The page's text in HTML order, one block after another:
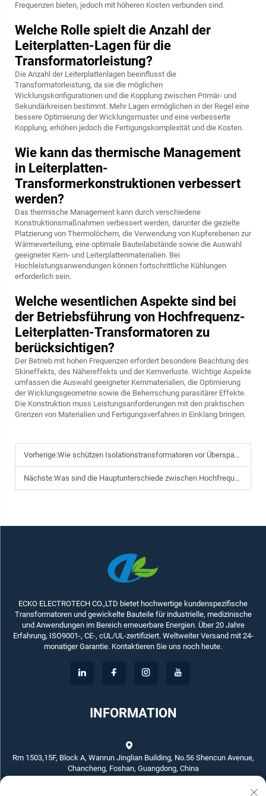
Frequenzen bieten, jedoch mit höheren Kosten verbunden sind.
Welche Rolle spielt die Anzahl der
Leiterplatten-Lagen für die
Transformatorleistung?
Die Anzahl der Leiterplattenlagen beeinflusst die
Transformatorleistung, da sie die möglichen
Wicklungskonfigurationen und die Kopplung zwischen Primär- und
Sekundärkreisen bestimmt. Mehr Lagen ermöglichen in der Regel eine
bessere Optimierung der Wicklungsmuster und eine verbesserte
Kopplung, erhöhen jedoch die Fertigungskomplexität und die Kosten.
Wie kann das thermische Management
in Leiterplatten-
Transformerkonstruktionen verbessert
werden?
Das thermische Management kann durch verschiedene
Konstruktionsmaßnahmen verbessert werden, darunter die gezielte
Platzierung von Thermolöchern, die Verwendung von Kupferebenen zur
Wärmeverteilung, eine optimale Bauteilabstände sowie die Auswahl
geeigneter Kern- und Leiterplattenmaterialien. Bei
Hochleistungsanwendungen können fortschrittliche Kühlungen
erforderlich sein.
Welche wesentlichen Aspekte sind bei
der Betriebsführung von Hochfrequenz-
Leiterplatten-Transformatoren zu
berücksichtigen?
Der Betrieb mit hohen Frequenzen erfordert besondere Beachtung des
Skineffekts, des Nähereffekts und der Kernverluste. Wichtige Aspekte
umfassen die Auswahl geeigneter Kernmaterialien, die Optimierung
der Wicklungsgeometrie sowie die Beherrschung parasitärer Effekte.
Die Konstruktion muss Leistungsanforderungen mit den praktischen
Grenzen von Materialien und Fertigungsverfahren in Einklang bringen.
Vorherige:Wie schützen Isolationstransformatoren vor Überspannungen und Stromlecks?
Nächste:Was sind die Hauptunterschiede zwischen Hochfrequenz- und Niedrigfrequenz-Transformatoren?
ECKO ELECTROTECH CO.,LTD bietet hochwertige kundenspezifische
Transformatoren und gewickelte Bauteile für industrielle, medizinische
und Anwendungen im Bereich erneuerbare Energien. Über 20 Jahre
Erfahrung, ISO9001-, CE-, cUL/UL-zertifiziert. Weltweiter Versand mit 24-
monatiger Garantie. Kontaktieren Sie uns noch heute.
INFORMATION
Rm 1503,15F, Block A, Wanrun Jinglian Building, No.56 Shencun Avenue,
Chancheng, Foshan, Guangdong, China